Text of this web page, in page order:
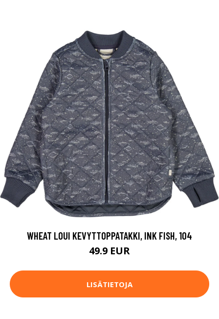
WHEAT LOUI KEVYTTOPPATAKKI, INK FISH, 104
49.9 EUR
LISÄTIETOJA